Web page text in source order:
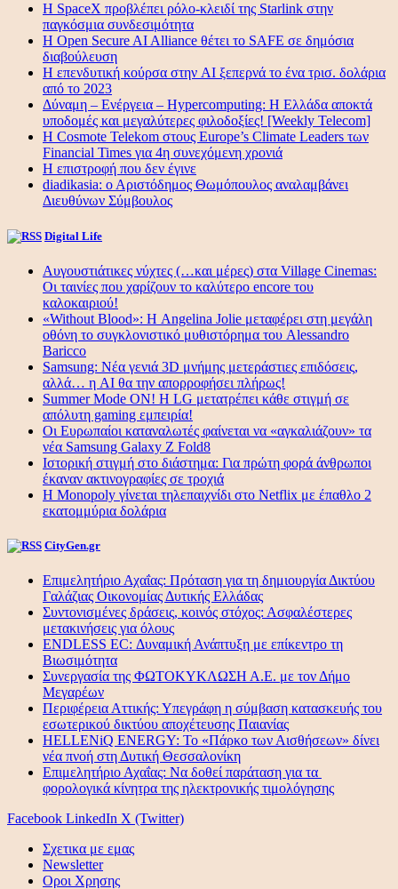
Η SpaceX προβλέπει ρόλο-κλειδί της Starlink στην
παγκόσμια συνδεσιμότητα
Η Open Secure AI Alliance θέτει το SAFE σε δημόσια
διαβούλευση
Η επενδυτική κούρσα στην AI ξεπερνά το ένα τρισ. δολάρια
από το 2023
Δύναμη – Ενέργεια – Ηypercomputing: Η Ελλάδα αποκτά
υποδομές και μεγαλύτερες φιλοδοξίες! [Weekly Telecom]
Η Cosmote Telekom στους Europe’s Climate Leaders των
Financial Times για 4η συνεχόμενη χρονιά
Η επιστροφή που δεν έγινε
diadikasia: ο Αριστόδημος Θωμόπουλος αναλαμβάνει
Διευθύνων Σύμβουλος
Digital Life
Αυγουστιάτικες νύχτες (…και μέρες) στα Village Cinemas:
Οι ταινίες που χαρίζουν το καλύτερο encore του
καλοκαιριού!
«Without Blood»: Η Angelina Jolie μεταφέρει στη μεγάλη
οθόνη το συγκλονιστικό μυθιστόρημα του Alessandro
Baricco
Samsung: Νέα γενιά 3D μνήμης μετεράστιες επιδόσεις,
αλλά… η AI θα την απορροφήσει πλήρως!
Summer Mode ON! Η LG μετατρέπει κάθε στιγμή σε
απόλυτη gaming εμπειρία!
Οι Ευρωπαίοι καταναλωτές φαίνεται να «αγκαλιάζουν» τα
νέα Samsung Galaxy Z Fold8
Ιστορική στιγμή στο διάστημα: Για πρώτη φορά άνθρωποι
έκαναν ακτινογραφίες σε τροχιά
Η Monopoly γίνεται τηλεπαιχνίδι στο Netflix με έπαθλο 2
εκατομμύρια δολάρια
CityGen.gr
Επιμελητήριο Αχαΐας: Πρόταση για τη δημιουργία Δικτύου
Γαλάζιας Οικονομίας Δυτικής Ελλάδας
Συντονισμένες δράσεις, κοινός στόχος: Ασφαλέστερες
μετακινήσεις για όλους
ENDLESS EC: Δυναμική Ανάπτυξη με επίκεντρο τη
Βιωσιμότητα
Συνεργασία της ΦΩΤΟΚΥΚΛΩΣΗ Α.Ε. με τον Δήμο
Μεγαρέων
Περιφέρεια Αττικής: Υπεγράφη η σύμβαση κατασκευής του
εσωτερικού δικτύου αποχέτευσης Παιανίας
HELLENiQ ENERGY: Το «Πάρκο των Αισθήσεων» δίνει
νέα πνοή στη Δυτική Θεσσαλονίκη
Επιμελητήριο Αχαΐας: Να δοθεί παράταση για τα
φορολογικά κίνητρα της ηλεκτρονικής τιμολόγησης
Facebook LinkedIn X (Twitter)
Σχετικα με εμας
Newsletter
Οροι Χρησης